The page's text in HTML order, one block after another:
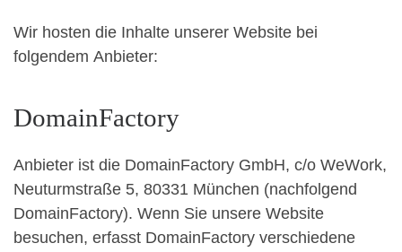
Wir hosten die Inhalte unserer Website bei
folgendem Anbieter:
DomainFactory
Anbieter ist die DomainFactory GmbH, c/o WeWork,
Neuturmstraße 5, 80331 München (nachfolgend
DomainFactory). Wenn Sie unsere Website
besuchen, erfasst DomainFactory verschiedene